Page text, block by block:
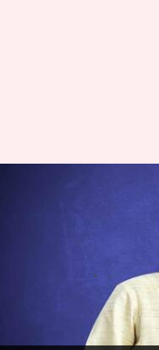
उत्तर प्रदेश
सफाया, क्या
Mar 10,